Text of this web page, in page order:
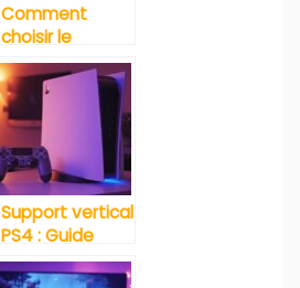
Comment
choisir le
meilleur
équipement
gaming pour
une expérience
immersive
Support vertical
PS4 : Guide
d’achat pour
choisir le